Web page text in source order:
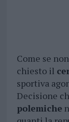
Come se
chiesto il
sportiva
Decisione
polemiche